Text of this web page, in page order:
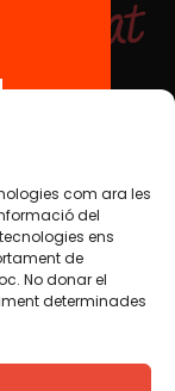
com ara les
del
ens
de
No donar el
determinades
Por eso